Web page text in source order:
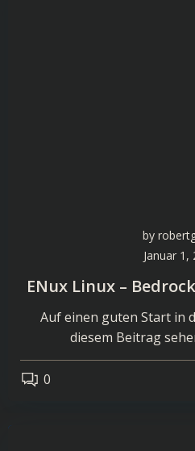
by
Januar 1,
ENux Linux –
Auf einen guten Start in
diesem Beitrag
0